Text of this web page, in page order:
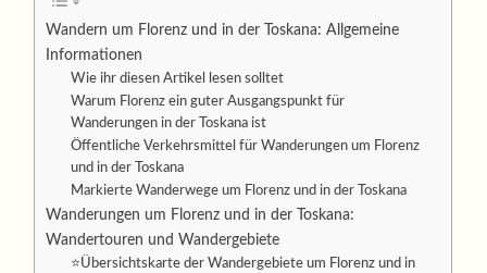
Wandern um Florenz und in der Toskana: Allgemeine
Informationen
Wie ihr diesen Artikel lesen solltet
Warum Florenz ein guter Ausgangspunkt für
Wanderungen in der Toskana ist
Öffentliche Verkehrsmittel für Wanderungen um Florenz
und in der Toskana
Markierte Wanderwege um Florenz und in der Toskana
Wanderungen um Florenz und in der Toskana:
Wandertouren und Wandergebiete
⭐Übersichtskarte der Wandergebiete um Florenz und in